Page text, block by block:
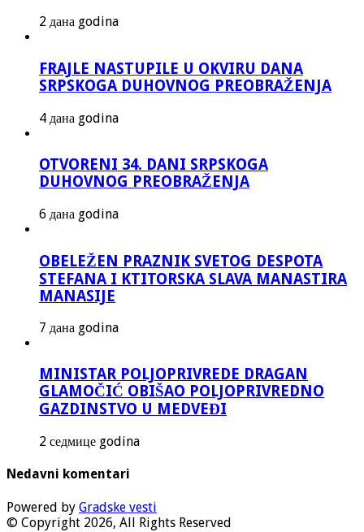
2 дана godina
FRAJLE NASTUPILE U OKVIRU DANA
SRPSKOGA DUHOVNOG PREOBRAŽENJA
4 дана godina
OTVORENI 34. DANI SRPSKOGA
DUHOVNOG PREOBRAŽENJA
6 дана godina
OBELEŽEN PRAZNIK SVETOG DESPOTA
STEFANA I KTITORSKA SLAVA MANASTIRA
MANASIJE
7 дана godina
MINISTAR POLJOPRIVREDE DRAGAN
GLAMOČIĆ OBIŠAO POLJOPRIVREDNO
GAZDINSTVO U MEDVEĐI
2 седмице godina
Nedavni komentari
Powered by Gradske vesti
© Copyright 2026, All Rights Reserved